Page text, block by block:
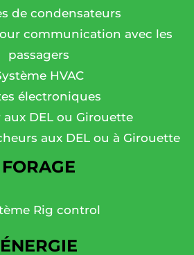
de condensateurs
communication avec les
passagers
HVAC
électroniques
DEL ou Girouette
aux DEL ou à Girouette
FORAGE
Rig control
ÉNERGIE